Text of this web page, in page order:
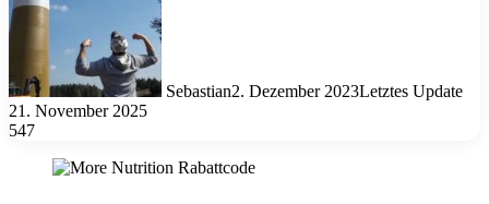
Sebastian2. Dezember 2023Letztes Update
21. November 2025
547